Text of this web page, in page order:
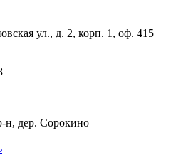
ул., д. 2, корп. 1, оф. 415
дер. Сорокино